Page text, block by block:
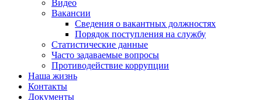
Видео
Вакансии
Сведения о вакантных должностях
Порядок поступления на службу
Статистические данные
Часто задаваемые вопросы
Противодействие коррупции
Наша жизнь
Контакты
Документы